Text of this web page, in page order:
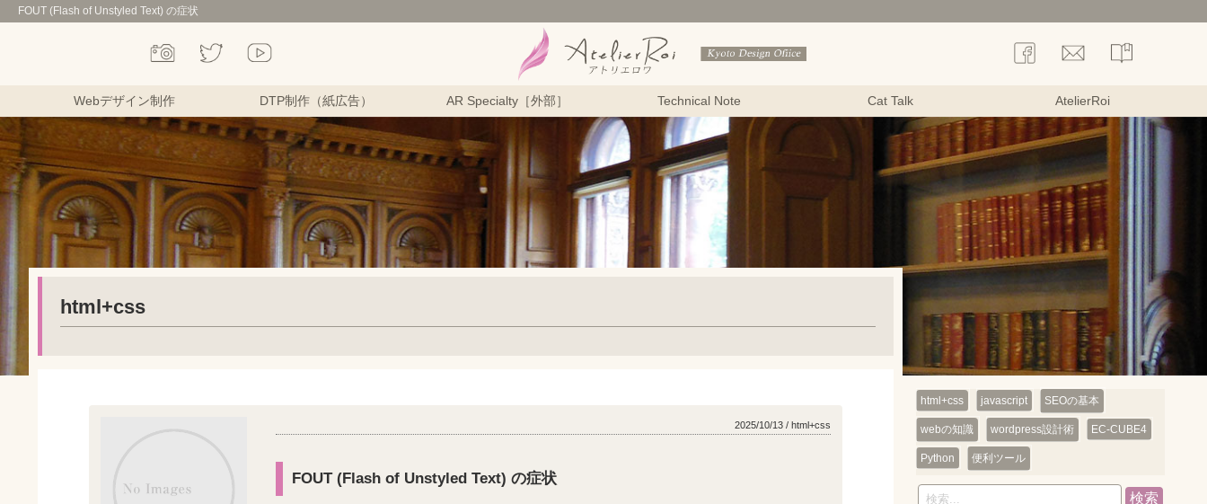
FOUT (Flash of Unstyled Text) の症状
Webデザイン制作 DTP制作（紙広告） AR Specialty［外部］ Technical Note Cat Talk AtelierRoi
html+css
2025/10/13 / html+css
FOUT (Flash of Unstyled Text) の症状
html+css javascript SEOの基本
webの知識 wordpress設計術 EC-CUBE4
Python 便利ツール
検索